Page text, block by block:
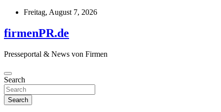
Skip
content
Freitag, August 7, 2026
firmenPR.de
Presseportal & News von Firmen
Search
Search